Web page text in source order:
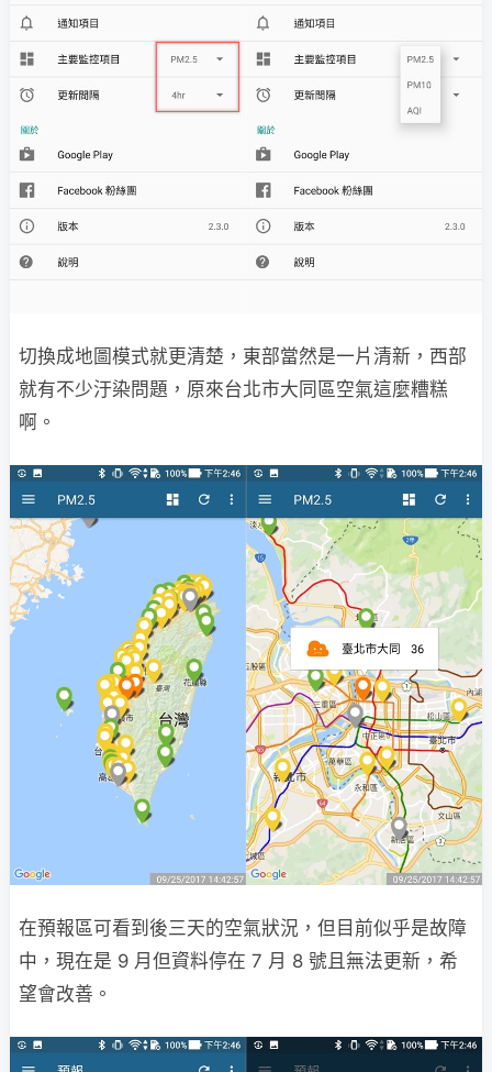
切換成地圖模式就更清楚，東部當然是一片清新，西部
就有不少汙染問題，原來台北市大同區空氣這麼糟糕
啊。
在預報區可看到後三天的空氣狀況，但目前似乎是故障
中，現在是 9 月但資料停在 7 月 8 號且無法更新，希
望會改善。